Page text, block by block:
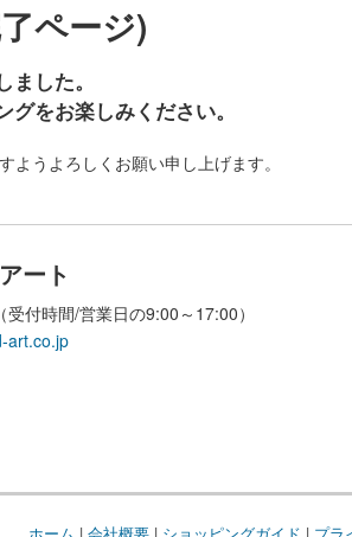
ページ)
した。
グをお楽しみください。
ようよろしくお願い申し上げます。
ート
付時間/営業日の9:00～17:00）
art.co.jp